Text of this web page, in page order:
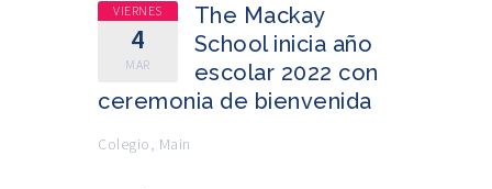
VIERNES
4
MAR
The Mackay
School inicia año
escolar 2022 con
ceremonia de bienvenida
Colegio Main